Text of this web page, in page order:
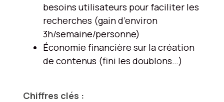
besoins utilisateurs pour faciliter les
recherches (gain d’environ
3h/semaine/personne)
Économie financière sur la création
de contenus​ (fini les doublons…)
Chiffres clés :